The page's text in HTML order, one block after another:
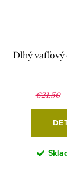
Dlhý
€21,50